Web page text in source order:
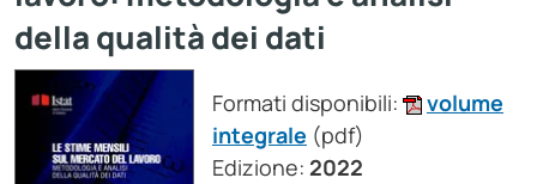
della qualità dei dati
Formati disponibili:
volume
integrale (pdf)
Edizione: 2022